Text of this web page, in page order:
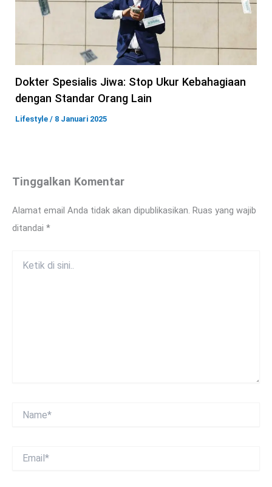
Dokter Spesialis Jiwa: Stop Ukur Kebahagiaan
dengan Standar Orang Lain
Lifestyle / 8 Januari 2025
Tinggalkan Komentar
Alamat email Anda tidak akan dipublikasikan. Ruas yang wajib
ditandai *